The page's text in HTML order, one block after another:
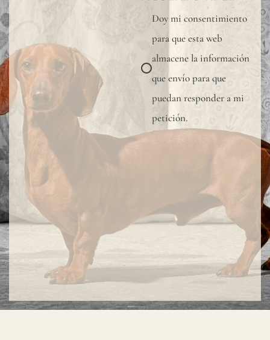
Doy mi consentimiento
para que esta web
almacene la información
que envío para que
puedan responder a mi
petición.
para
la
Dado
que
una
fibra